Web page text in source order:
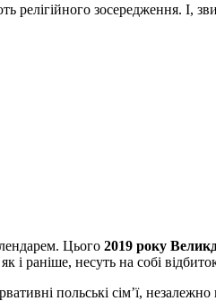
релігійного зосередження. І,
Цього 2019 року
раніше, несуть на собі
польські сім’ї, незалежно